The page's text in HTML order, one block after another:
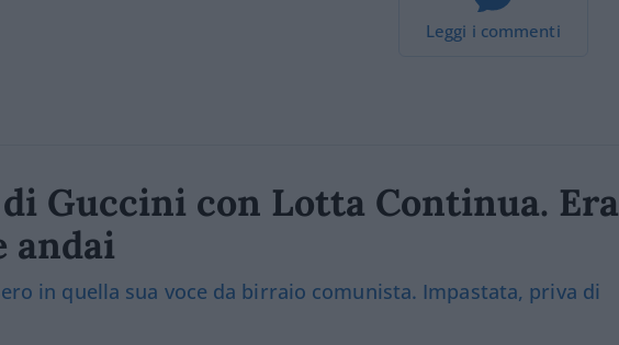
Leggi i commenti
Guccini con Lotta Continua. Era
andai
in quella sua voce da birraio comunista. Impastata, priva di